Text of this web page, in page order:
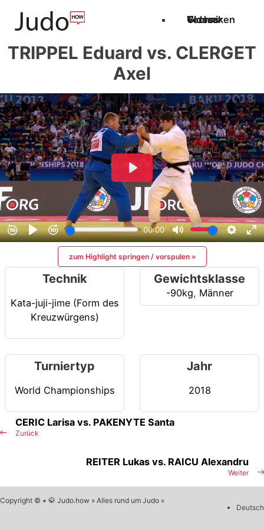
Techniken
Videos
Glossar
TRIPPEL Eduard vs. CLERGET
Axel
zum Highlight springen / vorspulen »
Technik
Kata-juji-jime (Form des
Kreuzwürgens)
Gewichtsklasse
-90kg, Männer
Turniertyp
World Championships
Jahr
2018
Zurück
CERIC Larisa vs. PAKENYTE Santa
Weiter
REITER Lukas vs. RAICU Alexandru
Copyright © • 🥋 Judo.how » Alles rund um Judo «
Deutsch